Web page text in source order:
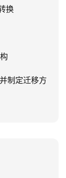
换
制定迁移方